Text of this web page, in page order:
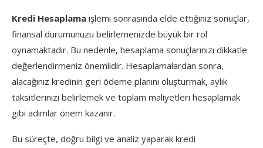
Kredi Hesaplama işlemi sonrasında elde ettiğiniz sonuçlar,
finansal durumunuzu belirlemenizde büyük bir rol
oynamaktadır. Bu nedenle, hesaplama sonuçlarınızı dikkatle
değerlendirmeniz önemlidir. Hesaplamalardan sonra,
alacağınız kredinin geri ödeme planını oluşturmak, aylık
taksitlerinizi belirlemek ve toplam maliyetleri hesaplamak
gibi adımlar önem kazanır.
Bu süreçte, doğru bilgi ve analiz yaparak kredi